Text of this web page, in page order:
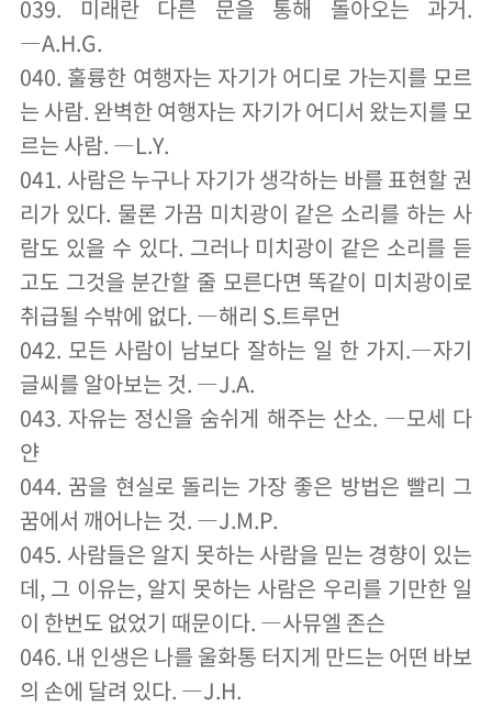
039. 미래란 다른 문을 통해 돌아오는 과거.
―A.H.G.
040. 훌륭한 여행자는 자기가 어디로 가는지를 모르
는 사람. 완벽한 여행자는 자기가 어디서 왔는지를 모
르는 사람. ―L.Y.
041. 사람은 누구나 자기가 생각하는 바를 표현할 권
리가 있다. 물론 가끔 미치광이 같은 소리를 하는 사
람도 있을 수 있다. 그러나 미치광이 같은 소리를 듣
고도 그것을 분간할 줄 모른다면 똑같이 미치광이로
취급될 수밖에 없다. ―해리 S.트루먼
042. 모든 사람이 남보다 잘하는 일 한 가지.―자기
글씨를 알아보는 것. ―J.A.
043. 자유는 정신을 숨쉬게 해주는 산소. ―모세 다
얀
044. 꿈을 현실로 돌리는 가장 좋은 방법은 빨리 그
꿈에서 깨어나는 것. ―J.M.P.
045. 사람들은 알지 못하는 사람을 믿는 경향이 있는
데, 그 이유는, 알지 못하는 사람은 우리를 기만한 일
이 한번도 없었기 때문이다. ―사뮤엘 존슨
046. 내 인생은 나를 울화통 터지게 만드는 어떤 바보
의 손에 달려 있다. ―J.H.